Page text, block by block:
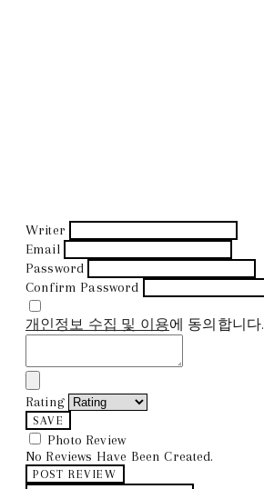
Writer
Email
Password
Confirm Password
개인정보 수집 및 이용에 동의합니다.
Rating
SAVE
Photo Review
No Reviews Have Been Created.
POST REVIEW